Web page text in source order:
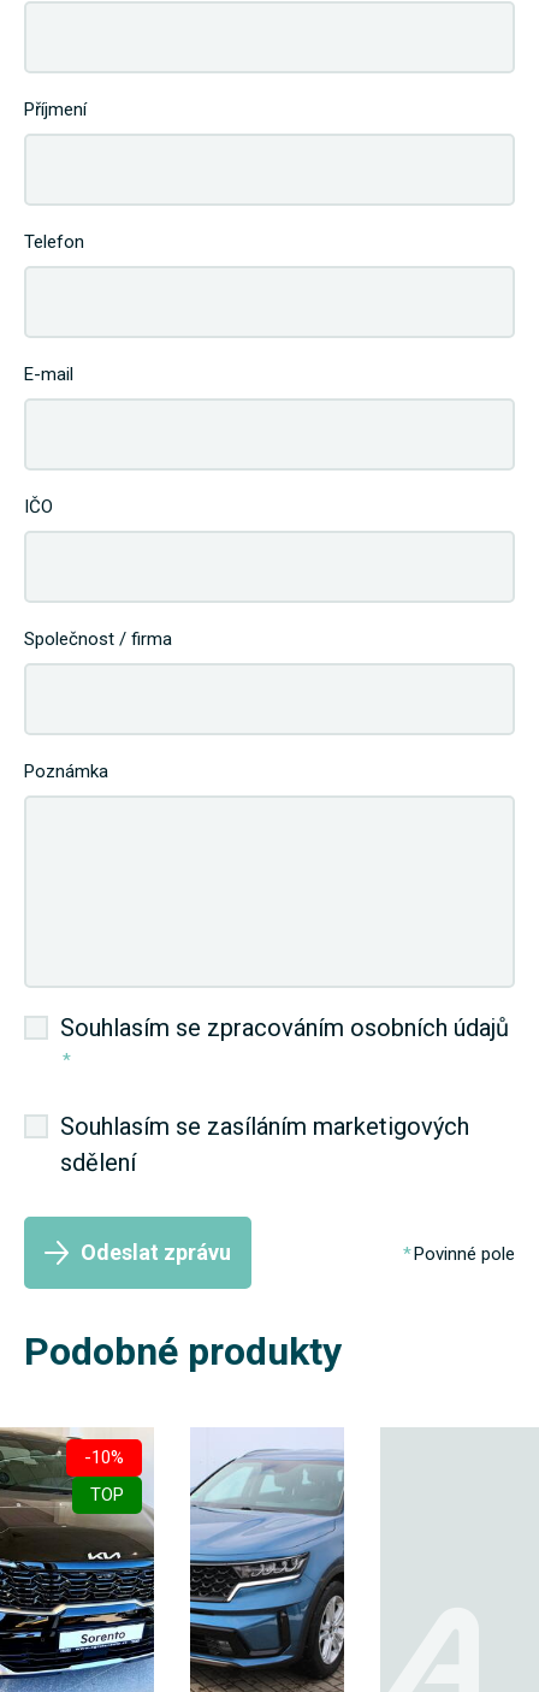
Příjmení
Telefon
E-mail
IČO
Společnost / firma
Poznámka
Souhlasím se zpracováním osobních údajů
*
Souhlasím se zasíláním marketigových
sdělení
Odeslat zprávu Povinné pole
Podobné produkty
-10%
TOP